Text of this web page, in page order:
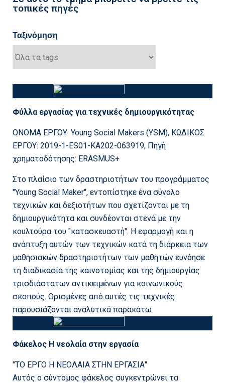
τοπικές πηγές
Ταξινόμηση
Φύλλα εργασίας για τεχνικές δημιουργικότητας
ΟΝΟΜΑ ΕΡΓΟΥ: Young Social Makers (YSM), ΚΩΔΙΚΟΣ
ΕΡΓΟΥ: 2019-1-ES01-KA202-063919, Πηγή
χρηματοδότησης: ERASMUS+
Στο πλαίσιο των δραστηριοτήτων του προγράμματος
"Young Social Maker", εντοπίστηκε ένα σύνολο
τεχνικών και δεξιοτήτων που σχετίζονται με τη
δημιουργικότητα και συνδέονται στενά με την
κουλτούρα του "κατασκευαστή". Η εφαρμογή και η
ανάπτυξη αυτών των τεχνικών κατά τη διάρκεια των
μαθησιακών δραστηριοτήτων των μαθητών ευνόησε
τη διαδικασία της καινοτομίας και της δημιουργίας
τρισδιάστατων αντικειμένων για κοινωνικούς
σκοπούς. Ορισμένες από αυτές τις τεχνικές
παρουσιάζονται αναλυτικά παρακάτω.
Φάκελος Η νεολαία στην εργασία
"ΤΟ ΕΡΓΟ Η ΝΕΟΛΑΙΑ ΣΤΗΝ ΕΡΓΑΣΙΑ"
Αυτός ο σύντομος φάκελος συγκεντρώνει τα